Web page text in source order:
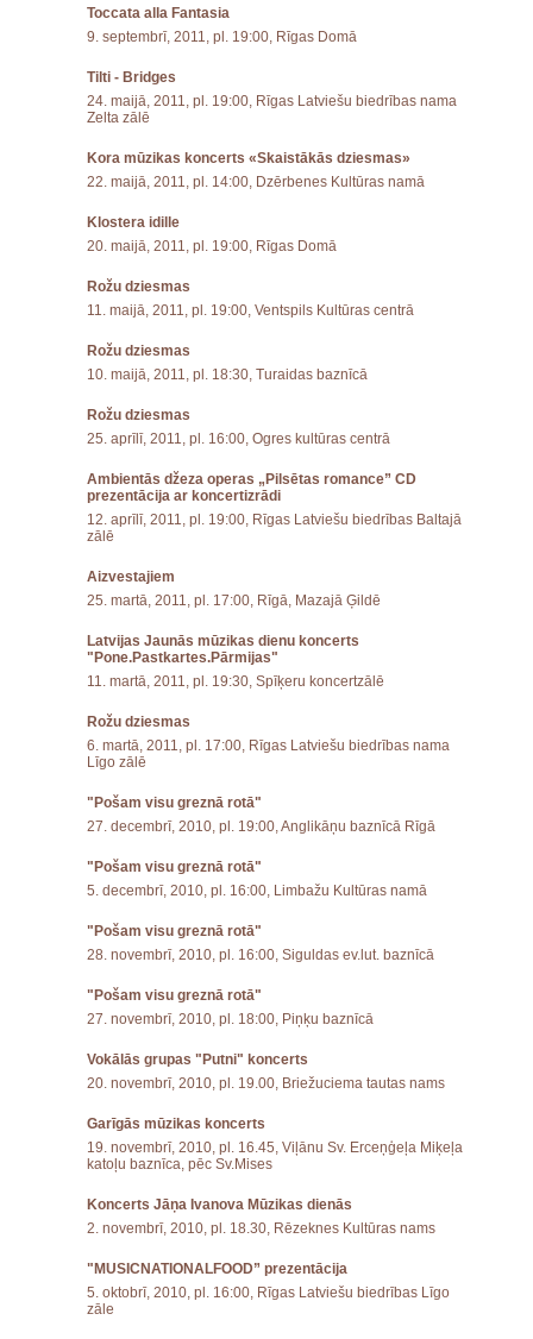
Toccata alla Fantasia
9. septembrī, 2011, pl. 19:00, Rīgas Domā
Tilti - Bridges
24. maijā, 2011, pl. 19:00, Rīgas Latviešu biedrības nama
Zelta zālē
Kora mūzikas koncerts «Skaistākās dziesmas»
22. maijā, 2011, pl. 14:00, Dzērbenes Kultūras namā
Klostera idille
20. maijā, 2011, pl. 19:00, Rīgas Domā
Rožu dziesmas
11. maijā, 2011, pl. 19:00, Ventspils Kultūras centrā
Rožu dziesmas
10. maijā, 2011, pl. 18:30, Turaidas baznīcā
Rožu dziesmas
25. aprīlī, 2011, pl. 16:00, Ogres kultūras centrā
Ambientās džeza operas „Pilsētas romance” CD
prezentācija ar koncertizrādi
12. aprīlī, 2011, pl. 19:00, Rīgas Latviešu biedrības Baltajā
zālē
Aizvestajiem
25. martā, 2011, pl. 17:00, Rīgā, Mazajā Ģildē
Latvijas Jaunās mūzikas dienu koncerts
"Pone.Pastkartes.Pārmijas"
11. martā, 2011, pl. 19:30, Spīķeru koncertzālē
Rožu dziesmas
6. martā, 2011, pl. 17:00, Rīgas Latviešu biedrības nama
Līgo zālē
"Pošam visu greznā rotā"
27. decembrī, 2010, pl. 19:00, Anglikāņu baznīcā Rīgā
"Pošam visu greznā rotā"
5. decembrī, 2010, pl. 16:00, Limbažu Kultūras namā
"Pošam visu greznā rotā"
28. novembrī, 2010, pl. 16:00, Siguldas ev.lut. baznīcā
"Pošam visu greznā rotā"
27. novembrī, 2010, pl. 18:00, Piņķu baznīcā
Vokālās grupas "Putni" koncerts
20. novembrī, 2010, pl. 19.00, Briežuciema tautas nams
Garīgās mūzikas koncerts
19. novembrī, 2010, pl. 16.45, Viļānu Sv. Erceņģeļa Miķeļa
katoļu baznīca, pēc Sv.Mises
Koncerts Jāņa Ivanova Mūzikas dienās
2. novembrī, 2010, pl. 18.30, Rēzeknes Kultūras nams
"MUSICNATIONALFOOD” prezentācija
5. oktobrī, 2010, pl. 16:00, Rīgas Latviešu biedrības Līgo
zāle